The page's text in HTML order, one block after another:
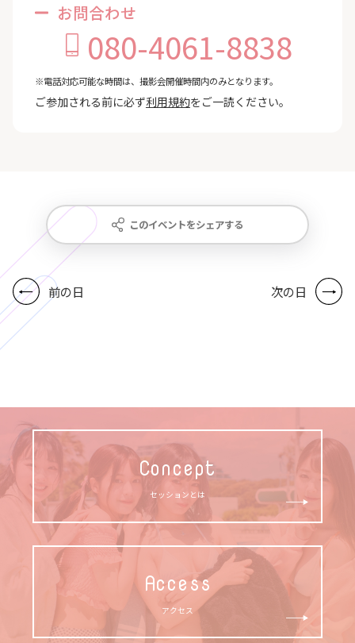
お問合わせ
080-4061-8838
※電話対応可能な時間は、撮影会開催時間内のみとなります。
ご参加される前に必ず利用規約をご一読ください。
このイベントをシェアする
前の日 次の日
Concept
セッションとは
Access
アクセス